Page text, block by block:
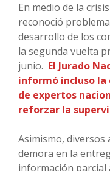
En medio de la
reconoció
desarrollo de los
la segunda vuelta
junio. El Jurado
informó incluso la
de expertos
reforzar la
Asimismo, diversos
demora en la
información